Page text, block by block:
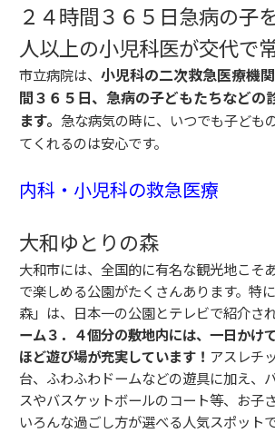
２４時間３６５日急病の子
人以上の小児科医が交代で
市立病院は、 小児科の二次救急医療機
間３６５日、急病の子どもたちなどの
ます。 急な病気の時に、いつでも子ども
てくれるのは安心です。
内科・小児科の救急医療
大和ゆとりの森
大和市には、全国的に有名な観光地こそ
で楽しめる公園がたくさんあります。特
森」は、日本一の公園とテレビで紹介さ
ーム３．４個分の敷地内には、一日かけ
ほど遊び場が充実しています！ アスレチ
台、ふわふわドームなどの遊具に加え、
スやバスケットボールのコート等、お子
いろんな過ごし方が選べる人気スポットで